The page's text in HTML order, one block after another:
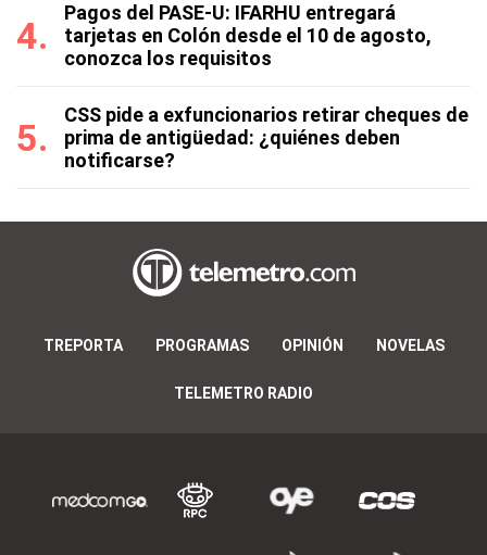
Pagos del PASE-U: IFARHU entregará
tarjetas en Colón desde el 10 de agosto,
conozca los requisitos
CSS pide a exfuncionarios retirar cheques de
prima de antigüedad: ¿quiénes deben
notificarse?
TREPORTA PROGRAMAS OPINIÓN NOVELAS
TELEMETRO RADIO